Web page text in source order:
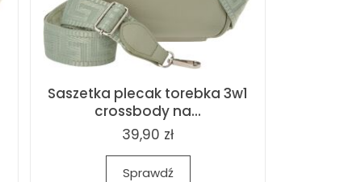
Saszetka plecak torebka 3w1
crossbody na...
39,90 zł
Sprawdź